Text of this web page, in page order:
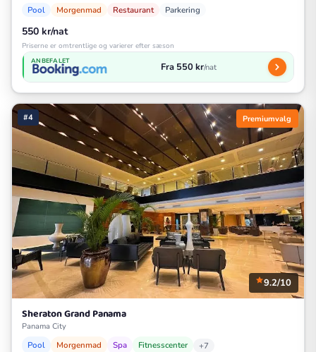
Pool Morgenmad Restaurant Parkering
550 kr/nat
Priserne er omtrentlige og varierer efter sæson
ANBEFALET Fra 550 kr/nat
#4 Premiumvalg
9.2/10
Sheraton Grand Panama
Panama City
Pool Morgenmad Spa Fitnesscenter +7